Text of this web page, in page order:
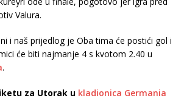
Valura.
i naš prijedlog je Oba tima će postići gol i
će biti najmanje 4 s kvotom 2.40 u
.
za Utorak u kladionica Germania